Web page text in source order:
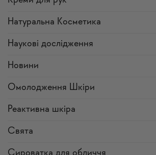
Натуральна Косметика
Наукові дослідження
Новини
Омолодження Шкіри
Реактивна шкіра
Свята